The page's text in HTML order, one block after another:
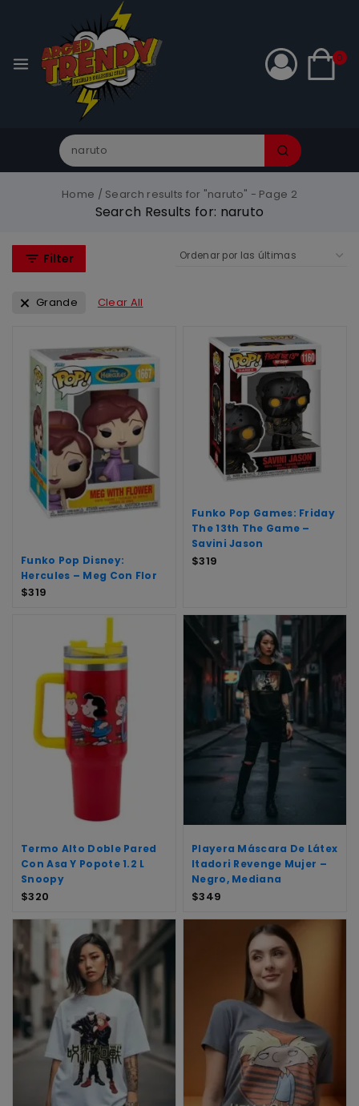
0
Home / Search results for "naruto" - Page 2
Search Results for: naruto
Filter
Grande Clear All
Funko Pop Disney:
Hercules – Meg Con Flor
$319
Funko Pop Games: Friday
The 13th The Game –
Savini Jason
$319
Termo Alto Doble Pared
Con Asa Y Popote 1.2 L
Snoopy
$320
Playera Máscara De Látex
Itadori Revenge Mujer –
Negro, Mediana
$349